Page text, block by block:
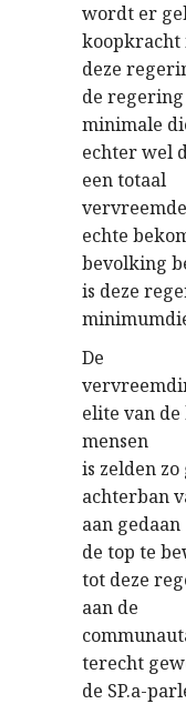
wordt er
koopkracht
deze
de regering
minimale
echter wel
een totaal
echte
bevolking
is deze
De
elite van de
mensen
is zelden
achterban
aan gedaan
de top te
tot deze
aan de
terecht
de SP.a-